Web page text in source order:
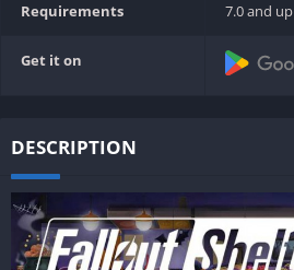
Requirements 7.0 and up
Get it on
DESCRIPTION